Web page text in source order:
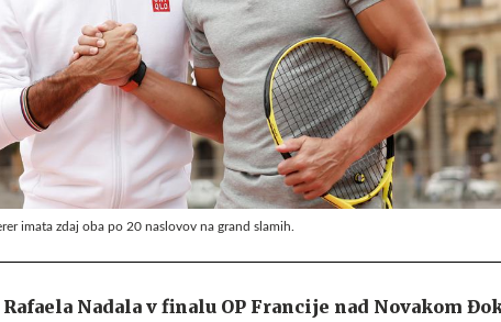
imata zdaj oba po 20 naslovov na grand slamih.
Nadala v finalu OP Francije nad Novakom